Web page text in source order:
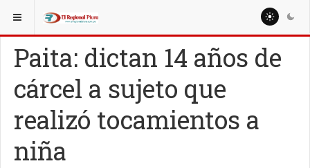
ESTÁ AQUÍ: REGIÓN PIURA
Paita: dictan 14 años de
cárcel a sujeto que
realizó tocamientos a
niña